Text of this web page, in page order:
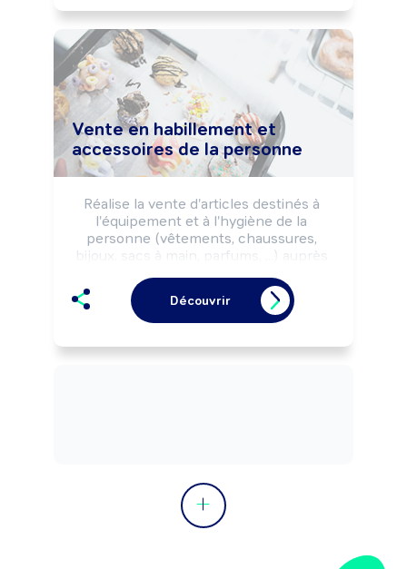
Peut coordonner une équipe.
Vente en habillement et
accessoires de la personne
Réalise la vente d'articles destinés à
l'équipement et à l'hygiène de la
personne (vêtements, chaussures,
bijoux, sacs à main, parfums, ...) auprès
réglementation du commerce, la
stratégie et les objectifs commerciaux
de l'entreprise.
complémentaires à la vente (retouches,
Découvrir